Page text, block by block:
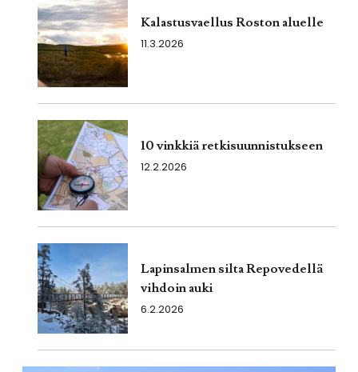
Kalastusvaellus Roston aluelle
11.3.2026
10 vinkkiä retkisuunnistukseen
12.2.2026
Lapinsalmen silta Repovedellä
vihdoin auki
6.2.2026